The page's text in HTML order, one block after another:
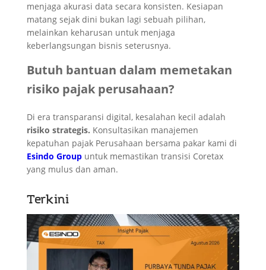
menjaga akurasi data secara konsisten. Kesiapan
matang sejak dini bukan lagi sebuah pilihan,
melainkan keharusan untuk menjaga
keberlangsungan bisnis seterusnya.
Butuh bantuan dalam memetakan
risiko pajak perusahaan?
Di era transparansi digital, kesalahan kecil adalah
risiko strategis. Konsultasikan manajemen
kepatuhan pajak Perusahaan bersama pakar kami di
Esindo Groupuntuk memastikan transisi Coretax
yang mulus dan aman.
Terkini